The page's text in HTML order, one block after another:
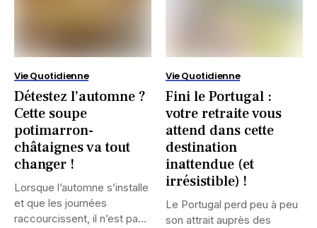
Vie Quotidienne
Détestez l’automne ?
Cette soupe
potimarron-
châtaignes va tout
changer !
Lorsque l’automne s’installe
et que les journées
raccourcissent, il n’est pas
Vie Quotidienne
Fini le Portugal :
votre retraite vous
attend dans cette
destination
inattendue (et
irrésistible) !
Le Portugal perd peu à peu
son attrait auprès des